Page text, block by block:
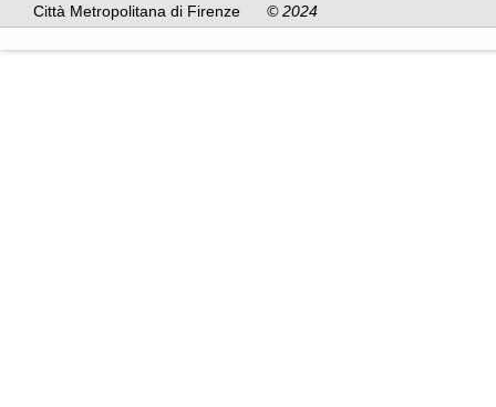
Città Metropolitana di Firenze © 2024